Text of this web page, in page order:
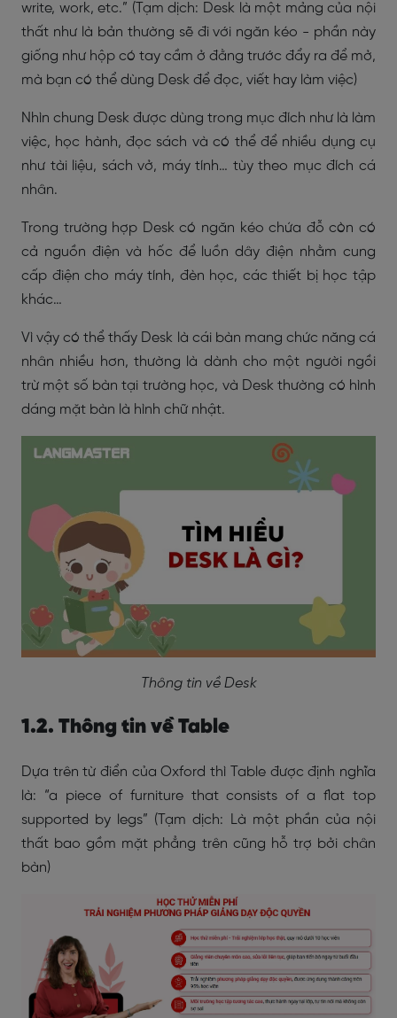
write, work, etc.” (Tạm dịch: Desk là một mảng của nội
thất như là bản thường sẽ đi với ngăn kéo - phần này
giống như hộp có tay cầm ở đằng trước đẩy ra để mở,
mà bạn có thể dùng Desk để đọc, viết hay làm việc)
Nhìn chung Desk được dùng trong mục đích như là làm
việc, học hành, đọc sách và có thể để nhiều dụng cụ
như tài liệu, sách vở, máy tính… tùy theo mục đích cá
nhân.
Trong trường hợp Desk có ngăn kéo chứa đỗ còn có
cả nguồn điện và hốc để luồn dây điện nhằm cung
cấp điện cho máy tính, đèn học, các thiết bị học tập
khác…
Vì vậy có thể thấy Desk là cái bàn mang chức năng cá
nhân nhiều hơn, thường là dành cho một người ngồi
trừ một số bàn tại trường học, và Desk thường có hình
dáng mặt bàn là hình chữ nhật.
Thông tin về Desk
1.2. Thông tin về Table
Dựa trên từ điển của Oxford thì Table được định nghĩa
là: “a piece of furniture that consists of a flat top
supported by legs” (Tạm dịch: Là một phần của nội
thất bao gồm mặt phẳng trên cũng hỗ trợ bởi chân
bàn)